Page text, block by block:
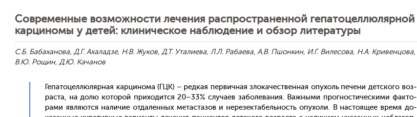
Современные возможности лечения распространенной гепатоцеллюлярной
карциномы у детей: клиническое наблюдение и обзор литературы
С.Б. Бабаханова, Д.Г. Ахаладзе, Н.В. Жуков, Д.Т. Уталиева, Л.Л. Рабаева, А.В. Пшонкин, И.Г. Вилесова, Н.А. Кривенцова,
В.Ю. Рощин, Д.Ю. Качанов
Ге­пато­цел­лю­ляр­ная кар­ци­нома (ГЦК) – ред­кая пер­вичная зло­качес­твен­ная опу­холь пе­чени дет­ско­го воз­
раста, на до­лю ко­торой при­ходит­ся 20–33% слу­ча­ев за­боле­вания. Важ­ны­ми прог­ности­чес­ки­ми фак­то­
рами яв­ля­ют­ся на­личие от­да­лен­ных ме­тас­та­зов и не­резек­та­бель­ность опу­холи. В нас­то­ящее вре­мя до­